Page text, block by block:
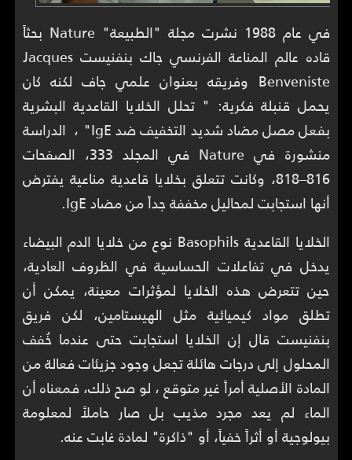
في عام 1988 نشرت مجلة "الطبيعة" Nature بحثاً
قاده عالم المناعة الفرنسي جاك بنفنيست Jacques
Benveniste وفريقه بعنوان علمي جاف لكنه كان
يحمل قنبلة فكرية: " تحلل الخلايا القاعدية البشرية
بفعل مصل مضاد شديد التخفيف ضد IgE" ، الدراسة
منشورة في Nature في المجلد 333، الصفحات
816–818، وكانت تتعلق بخلايا قاعدية مناعية يفترض
أنها استجابت لمحاليل مخففة جداً من مضاد IgE.
الخلايا القاعدية Basophils نوع من خلايا الدم البيضاء
يدخل في تفاعلات الحساسية في الظروف العادية،
حين تتعرض هذه الخلايا لمؤثرات معينة، يمكن أن
تطلق مواد كيميائية مثل الهيستامين، لكن فريق
بنفنيست قال إن الخلايا استجابت حتى عندما خُفف
المحلول إلى درجات هائلة تجعل وجود جزيئات فعالة من
المادة الأصلية أمراً غير متوقع ، لو صح ذلك، فمعناه أن
الماء لم يعد مجرد مذيب بل صار حاملاً لمعلومة
بيولوجية أو أثراً خفياً، أو "ذاكرة" لمادة غابت عنه.